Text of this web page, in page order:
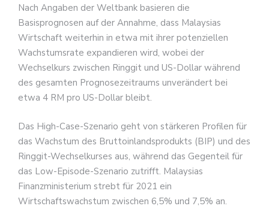
Nach Angaben der Weltbank basieren die
Basisprognosen auf der Annahme, dass Malaysias
Wirtschaft weiterhin in etwa mit ihrer potenziellen
Wachstumsrate expandieren wird, wobei der
Wechselkurs zwischen Ringgit und US-Dollar während
des gesamten Prognosezeitraums unverändert bei
etwa 4 RM pro US-Dollar bleibt.
Das High-Case-Szenario geht von stärkeren Profilen für
das Wachstum des Bruttoinlandsprodukts (BIP) und des
Ringgit-Wechselkurses aus, während das Gegenteil für
das Low-Episode-Szenario zutrifft. Malaysias
Finanzministerium strebt für 2021 ein
Wirtschaftswachstum zwischen 6,5% und 7,5% an.